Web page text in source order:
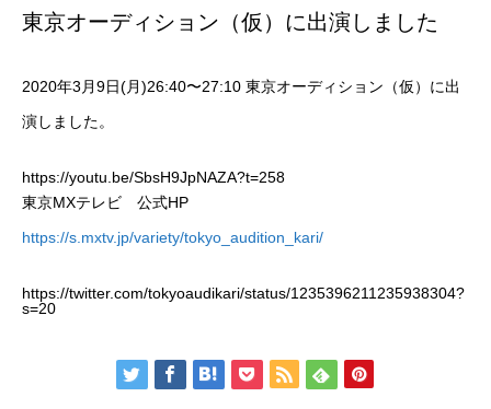
東京オーディション（仮）に出演しました
2020年3月9日(月)26:40〜27:10 東京オーディション（仮）に出
演しました。
https://youtu.be/SbsH9JpNAZA?t=258
東京MXテレビ 公式HP
https://s.mxtv.jp/variety/tokyo_audition_kari/
https://twitter.com/tokyoaudikari/status/1235396211235938304?
s=20